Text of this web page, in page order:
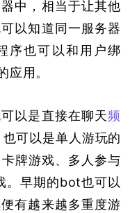
中，相当于让其他
以知道同一服务器
序也可以和用户绑
应用。
以是直接在聊天频
可以是单人游玩的
牌游戏、多人参与
。早期的bot也可以
便有越来越多重度游